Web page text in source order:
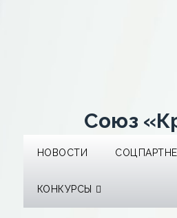
Союз
НОВОСТИ
КОНКУРСЫ